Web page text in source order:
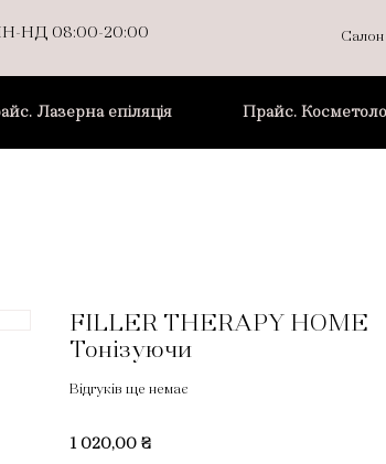
НД 08:00-20:00 Салон
Лазерна епіляція Прайс.
FILLER THERAPY HOME
Тонізуючи
Відгуків ще немає
1 020,00 ₴Ціна